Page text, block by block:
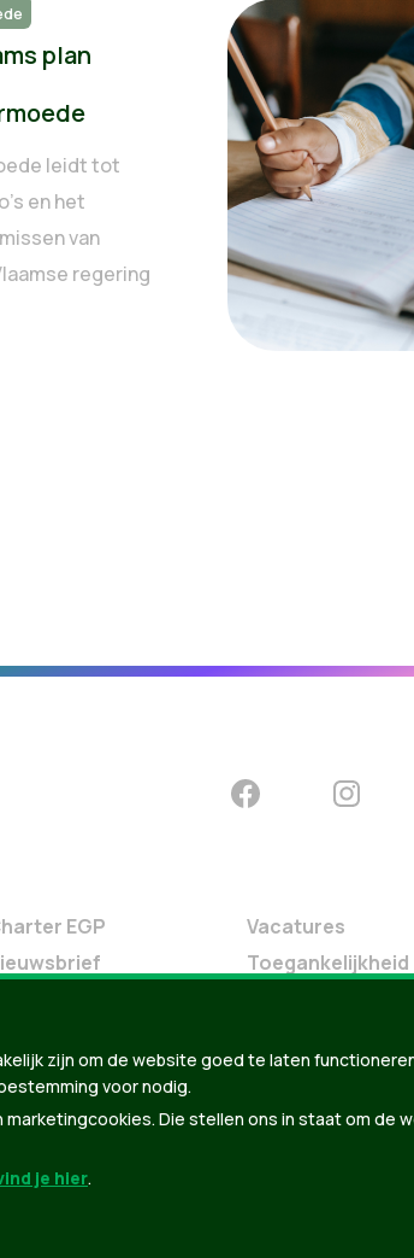
plan
leidt tot
en het
van
regering
EGP
in je buurt
Meldpunt
Vacatures
Toegankelijkheid
zijn om de website goed te laten
voor nodig.
Die stellen ons in staat om de
je hier.